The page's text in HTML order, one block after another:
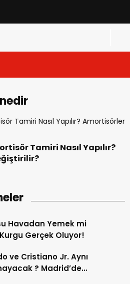
Tamiri Nasıl Yapılır?
Havadan Yemek mi
Gerçek Oluyor!
ve Cristiano Jr. Aynı
? Madrid’de